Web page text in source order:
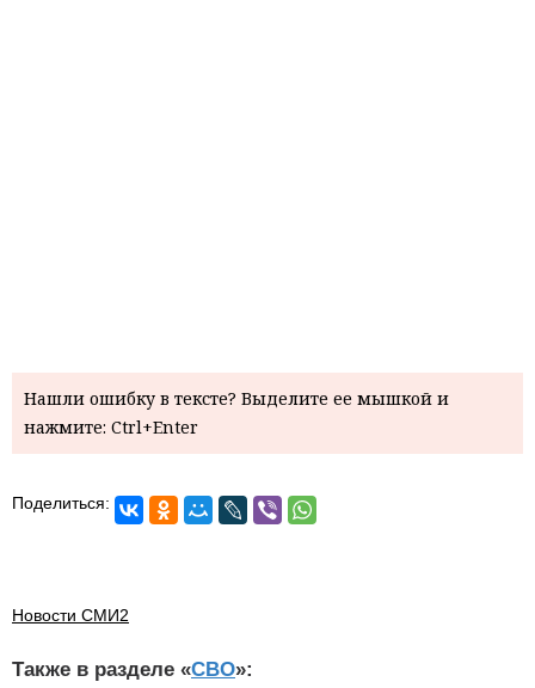
Нашли ошибку в тексте? Выделите ее мышкой и
нажмите: Ctrl+Enter
Поделиться:
Новости СМИ2
Также в разделе «СВО»: